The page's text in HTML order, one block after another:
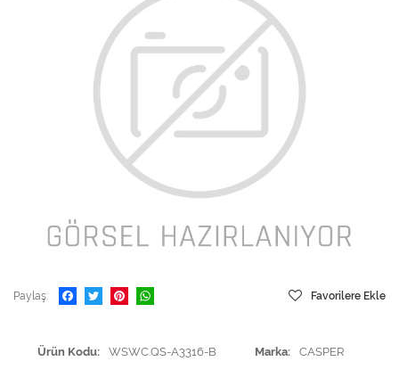
Paylaş Favorilere Ekle
Ürün Kodu WSWC.QS-A3316-B Marka CASPER